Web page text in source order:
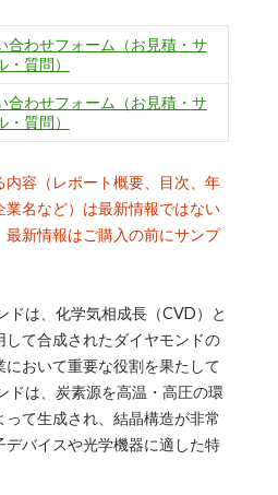
合わせフォーム（お見積・サ
・質問）
合わせフォーム（お見積・サ
・質問）
容（レポート概要、目次、年
業名など）は最新情報ではない
新情報はご購入の前にサンプ
ドは、化学気相成長（CVD）と
て合成されたダイヤモンドの
おいて重要な役割を果たして
ドは、炭素源を高温・高圧の環
て生成され、結晶構造が非常
デバイスや光学機器に適した特